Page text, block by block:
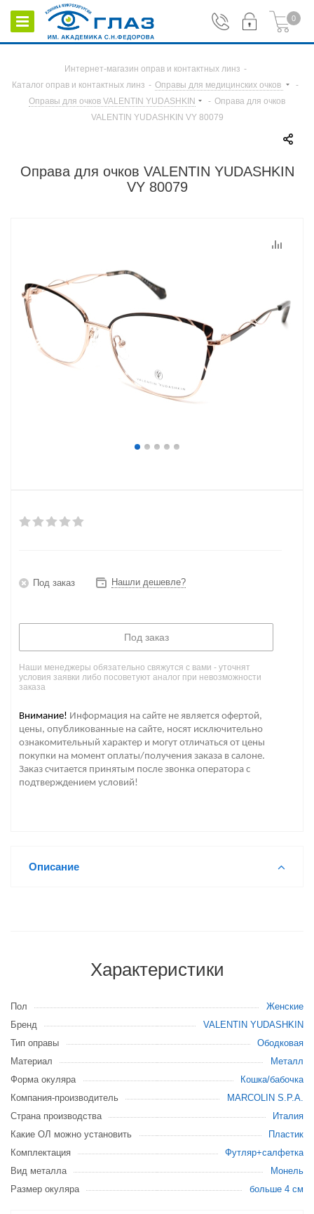
0
Интернет-магазин оправ и контактных линз -
Каталог оправ и контактных линз - Оправы для медицинских очков
-
Оправы для очков VALENTIN YUDASHKIN
- Оправа для очков
VALENTIN YUDASHKIN VY 80079
Оправа для очков VALENTIN YUDASHKIN
VY 80079
Под заказ Нашли дешевле?
Под заказ
Наши менеджеры обязательно свяжутся с вами - уточнят
условия заявки либо посоветуют аналог при невозможности
заказа
Внимание! Информация на сайте не является офертой,
цены, опубликованные на сайте, носят исключительно
ознакомительный характер и могут отличаться от цены
покупки на момент оплаты/получения заказа в салоне.
Заказ считается принятым после звонка оператора с
подтверждением условий!
Описание
Характеристики
Пол
Женские
Бренд
VALENTIN YUDASHKIN
Тип оправы
Ободковая
Материал
Металл
Форма окуляра
Кошка/бабочка
Компания-производитель
MARCOLIN S.P.A.
Страна производства
Италия
Какие ОЛ можно установить
Пластик
Комплектация
Футляр+салфетка
Вид металла
Монель
Размер окуляра
больше 4 см